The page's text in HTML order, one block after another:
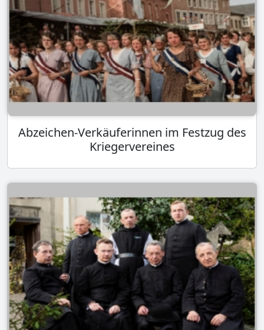
Abzeichen-Verkäuferinnen im Festzug des
Kriegervereines